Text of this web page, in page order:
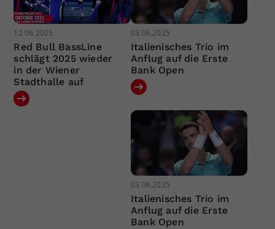
12.06.2025
Red Bull BassLine
schlägt 2025 wieder
in der Wiener
Stadthalle auf
03.06.2025
Italienisches Trio im
Anflug auf die Erste
Bank Open
03.06.2025
Italienisches Trio im
Anflug auf die Erste
Bank Open